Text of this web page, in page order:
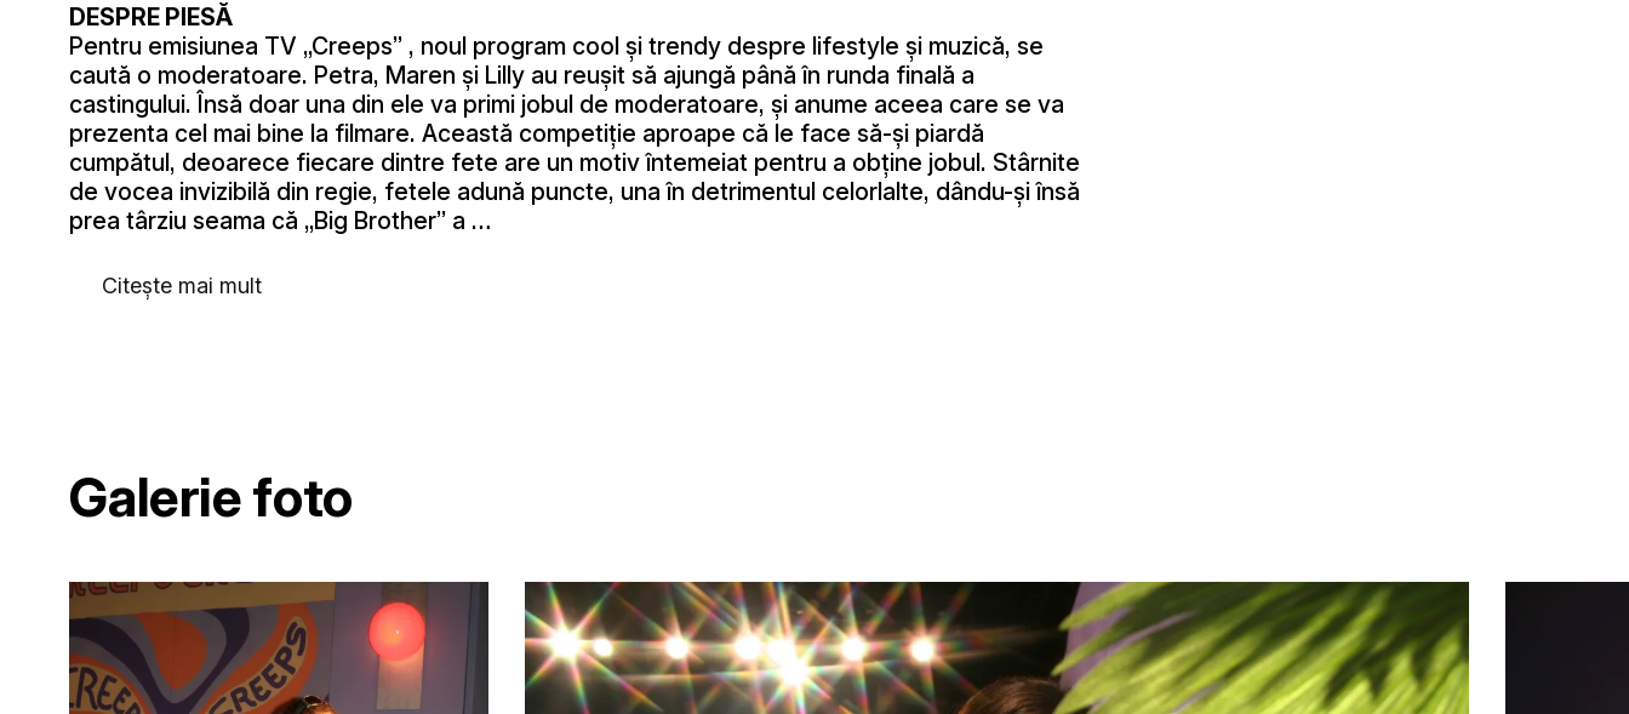
DESPRE PIESĂ
Pentru emisiunea TV „Creeps” , noul program cool şi trendy despre lifestyle şi muzică, se
caută o moderatoare. Petra, Maren şi Lilly au reuşit să ajungă până în runda finală a
castingului. Însă doar una din ele va primi jobul de moderatoare, şi anume aceea care se va
prezenta cel mai bine la filmare. Această competiţie aproape că le face să-şi piardă
cumpătul, deoarece fiecare dintre fete are un motiv întemeiat pentru a obţine jobul. Stârnite
de vocea invizibilă din regie, fetele adună puncte, una în detrimentul celorlalte, dându-şi însă
prea târziu seama că „Big Brother” a …
Citește mai mult
Galerie foto